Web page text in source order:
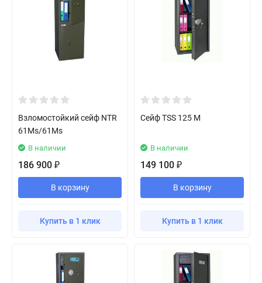
Взломостойкий сейф NTR
61Ms/61Ms
В наличии
186 900 ₽
В корзину
Купить в 1 клик
Сейф TSS 125 M
В наличии
149 100 ₽
В корзину
Купить в 1 клик